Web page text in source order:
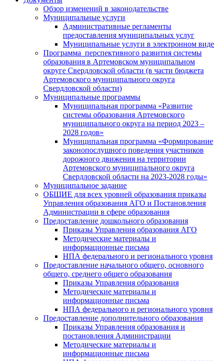
Обзор изменений в законодательстве
Муниципальные услуги
Административные регламенты
предоставления муниципальных услуг
Муниципальные услуги в электронном виде
Программа перспективного развития системы
образования в Артемовском муниципальном
округе Свердловской области (в части бюджета
Артемовского муниципального округа
Свердловской области)
Муниципальные программы
Муниципальная программа «Развитие
системы образования Артемовского
муниципального округа на период 2023 –
2028 годов»
Муниципальная программа «Формирование
законопослушного поведения участников
дорожного движения на территории
Артемовского муниципального округа
Свердловской области на 2023-2028 годы»
Муниципальное задание
ОБЩИЕ для всех уровней образования приказы
Управления образования АГО и Постановления
Администрации в сфере образования
Предоставление дошкольного образования
Приказы Управления образования АГО
Методические материалы и
информационные письма
НПА федерального и регионального уровня
Предоставление начального общего, основного
общего, среднего общего образования
Приказы Управления образования
Методические материалы и
информационные письма
НПА федерального и регионального уровня
Предоставление дополнительного образования
Приказы Управления образования и
постановления Администрации
Методические материалы и
информационные письма